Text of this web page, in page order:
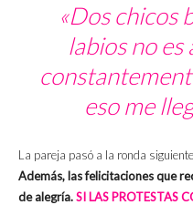
«Dos chicos
labios no es
eso me
La pareja pasó a la ronda
Además, las felicitaciones que
de alegría.SI LAS PROTESTAS